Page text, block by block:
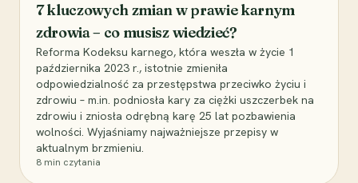
7 kluczowych zmian w prawie karnym
zdrowia – co musisz wiedzieć?
Reforma Kodeksu karnego, która weszła w życie 1
października 2023 r., istotnie zmieniła
odpowiedzialność za przestępstwa przeciwko życiu i
zdrowiu – m.in. podniosła kary za ciężki uszczerbek na
zdrowiu i zniosła odrębną karę 25 lat pozbawienia
wolności. Wyjaśniamy najważniejsze przepisy w
aktualnym brzmieniu.
8 min czytania